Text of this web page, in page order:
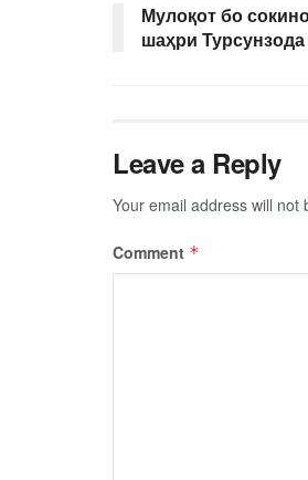
Мулоқот бо
шаҳри Турсунзода
Leave a Reply
Your email address will not
Comment *